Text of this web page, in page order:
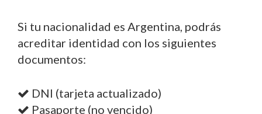
Si tu nacionalidad es Argentina, podrás
acreditar identidad con los siguientes
documentos:
DNI (tarjeta actualizado)
Pasaporte (no vencido)